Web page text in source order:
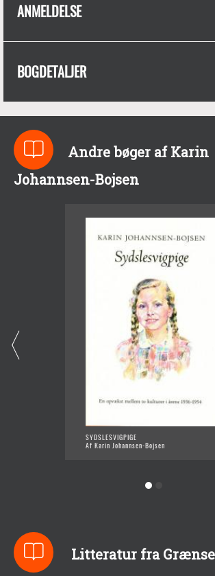
ANMELDELSE
BOGDETALJER
Andre bøger af Karin
Johannsen-Bojsen
SYDSLESVIGPIGE
Af Karin Johannsen-Bojsen
Litteratur fra